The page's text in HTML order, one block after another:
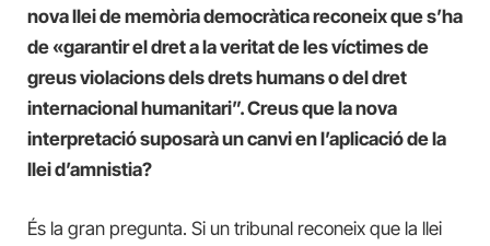
nova llei de memòria democràtica reconeix que s’ha
de «garantir el dret a la veritat de les víctimes de
greus violacions dels drets humans o del dret
internacional humanitari”. Creus que la nova
interpretació suposarà un canvi en l’aplicació de la
llei d’amnistia?
És la gran pregunta. Si un tribunal reconeix que la llei